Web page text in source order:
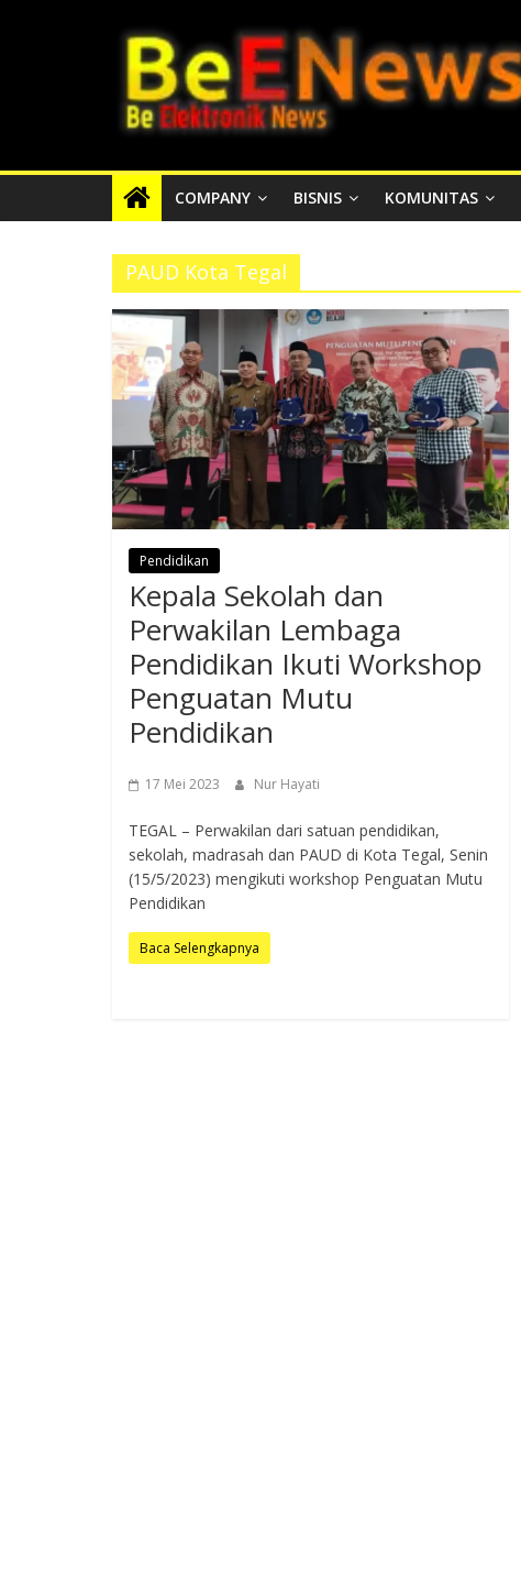
BEENEWS.ID
Media
Informasi
Nasional
dan
Internasional
COMPANY BISNIS KOMUNITAS
PAUD Kota Tegal
Pendidikan
Kepala Sekolah dan
Perwakilan Lembaga
Pendidikan Ikuti Workshop
Penguatan Mutu
Pendidikan
17 Mei 2023 Nur Hayati
TEGAL – Perwakilan dari satuan pendidikan,
sekolah, madrasah dan PAUD di Kota Tegal, Senin
(15/5/2023) mengikuti workshop Penguatan Mutu
Pendidikan
Baca Selengkapnya